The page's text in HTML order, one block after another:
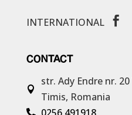
INTERNATIONAL 
CONTACT

str. Ady Endre nr. 20
Timis, Romania
 0256 491918